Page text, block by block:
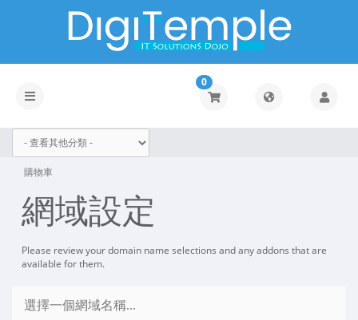
Toggle
0
購物車
網域設定
Please review your domain name selections and any addons that are
available for them.
選擇一個網域名稱...